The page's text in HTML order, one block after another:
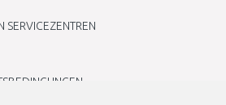
SERVICEZENTREN